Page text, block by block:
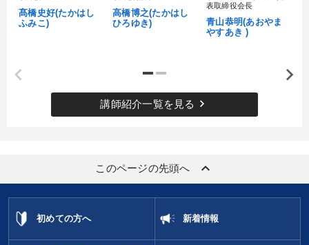
髙橋史好(たかはし
ふみこ)
高橋博之(たかはし
ひろゆき)
表取締役会長
青山恭明(あおやま
やすあき )
講師紹介一覧を見る keyboard_arrow_right
このページの先頭へ keyboard_arrow_up
初めての方へ 新着情報